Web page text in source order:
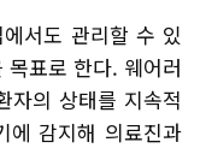
서도 관리할 수 있
목표로 한다. 웨어러
자의 상태를 지속적
에 감지해 의료진과